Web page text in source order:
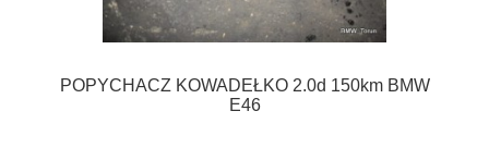
POPYCHACZ KOWADEŁKO 2.0d 150km BMW
E46